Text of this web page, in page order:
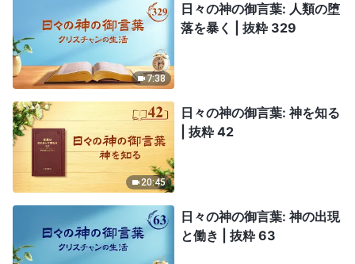
7:38
日々の神の御言葉: 人類の堕
落を暴く | 抜粋 329
20:45
日々の神の御言葉: 神を知る
| 抜粋 42
日々の神の御言葉: 神の出現
と働き | 抜粋 63